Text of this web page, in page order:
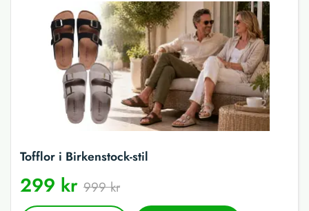
Tofflor i Birkenstock-stil
299 kr 999 kr